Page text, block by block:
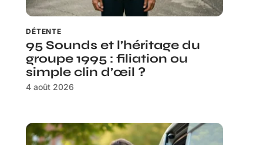
DÉTENTE
95 Sounds et l’héritage du
groupe 1995 : filiation ou
simple clin d’œil ?
4 août 2026